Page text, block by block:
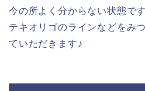
今の所よく分からない状態で
テキオリゴのラインなどをみ
ていただきます♪